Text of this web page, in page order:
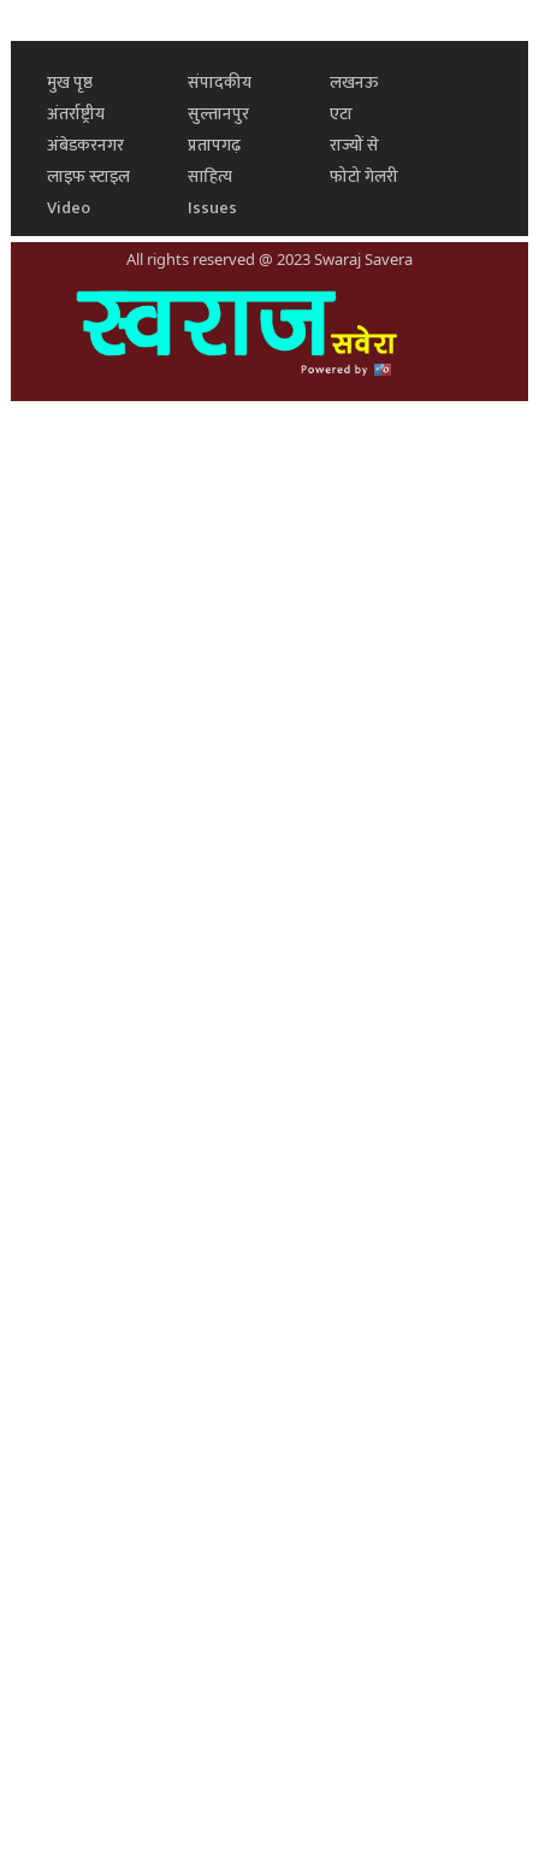
मुख पृष्ठ संपादकीय
लखनऊ
अंतर्राष्ट्रीय
सुल्तानपुर
एटा
अंबेडकरनगर
प्रतापगढ़
राज्यों से
लाइफ स्टाइल
साहित्य
फोटो गेलरी
Video
Issues
All rights reserved @ 2023 Swaraj Savera